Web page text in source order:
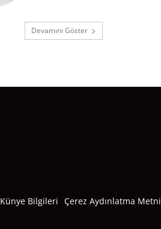
Devamını Göster
Künye Bilgileri Çerez Aydınlatma Metni